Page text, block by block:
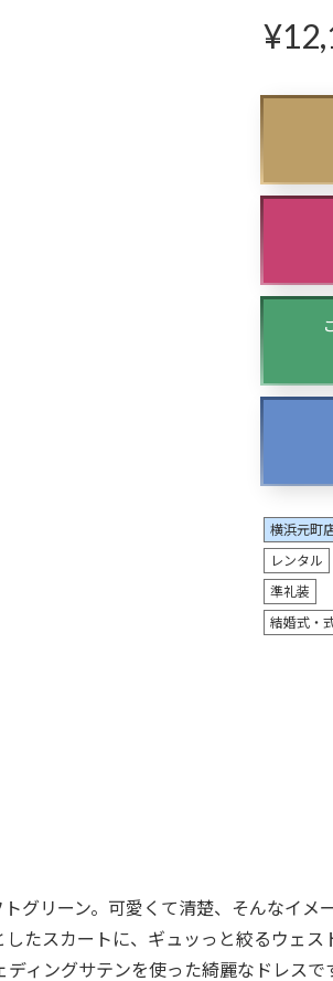
¥
横浜元町
レンタル
準礼装
結婚式・
グリーン。可愛くて清楚、そんなイメ
たスカートに、ギュッっと絞るウェス
ィングサテンを使った綺麗なドレスで